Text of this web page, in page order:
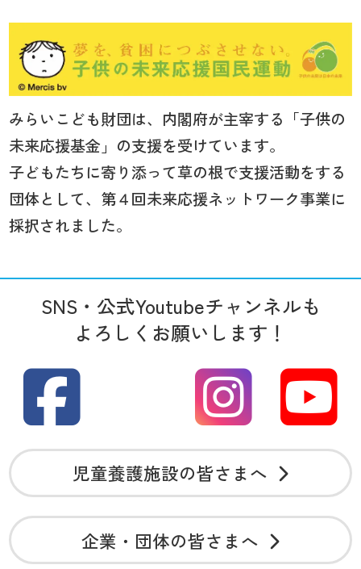
みらいこども財団は、内閣府が主宰する「子供の
未来応援基金」の支援を受けています。
子どもたちに寄り添って草の根で支援活動をする
団体として、第４回未来応援ネットワーク事業に
採択されました。
SNS・公式Youtubeチャンネルも
よろしくお願いします！
児童養護施設の皆さまへ
企業・団体の皆さまへ